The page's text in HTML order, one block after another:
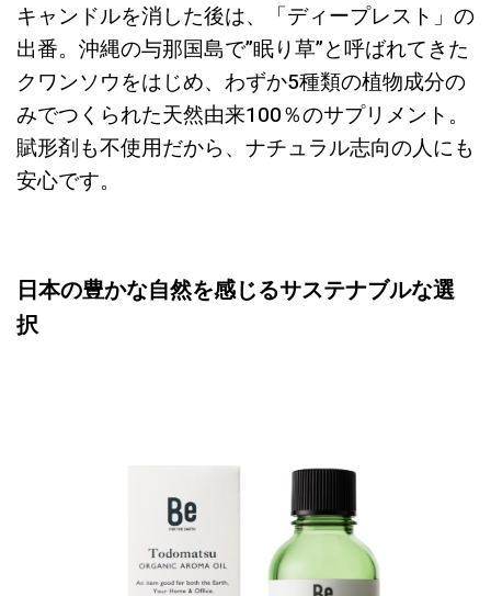
キャンドルを消した後は、「ディープレスト」の
出番。沖縄の与那国島で”眠り草”と呼ばれてきた
クワンソウをはじめ、わずか5種類の植物成分の
みでつくられた天然由来100％のサプリメント。
賦形剤も不使用だから、ナチュラル志向の人にも
安心です。
日本の豊かな自然を感じるサステナブルな選
択